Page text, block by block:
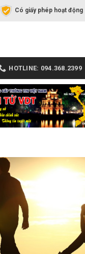
Có giấy phép hoạt động
HOTLINE: 094.368.2399